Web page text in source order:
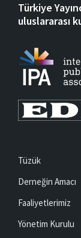
Türkiye
uluslararası
Tüzük
Derneğin Amacı
Faaliyetlerimiz
Yönetim Kurulu